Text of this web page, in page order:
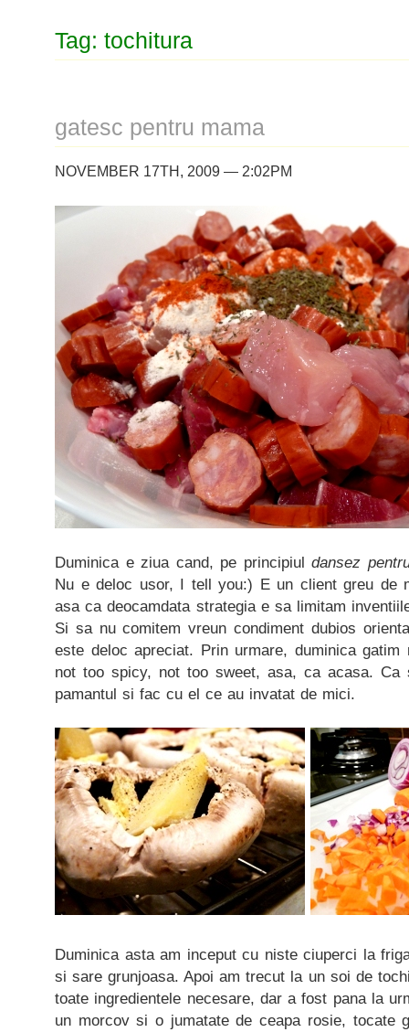
Tag: tochitura
gatesc pentru mama
NOVEMBER 17TH, 2009 — 2:02PM
Duminica e ziua cand, pe principiuldansez
Nu e deloc usor, I tell you:) E un client greu de
asa ca deocamdata strategia e sa limitam
Si sa nu comitem vreun condiment dubios
este deloc apreciat. Prin urmare, duminica gatim
not too spicy, not too sweet, asa, ca acasa. Ca
pamantul si fac cu el ce au invatat de mici.
Duminica asta am inceput cu niste ciuperci la
si sare grunjoasa. Apoi am trecut la un soi de
toate ingredientele necesare, dar a fost pana la
un morcov si o jumatate de ceapa rosie, tocate